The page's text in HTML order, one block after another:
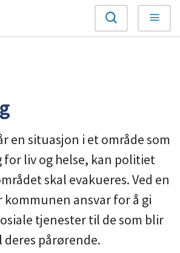
Søk Meny
en situasjon i et område som
liv og helse, kan politiet
skal evakueres. Ved en
kommunen ansvar for å gi
tjenester til de som blir
pårørende.